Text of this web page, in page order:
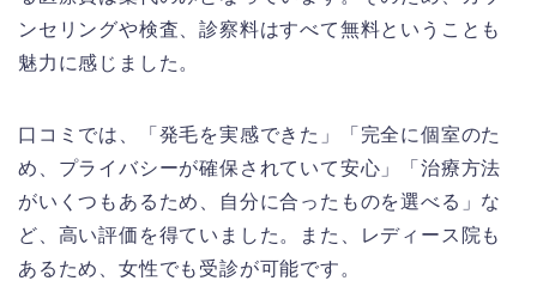
ンセリングや検査、診察料はすべて無料ということも
魅力に感じました。
口コミでは、「発毛を実感できた」「完全に個室のた
め、プライバシーが確保されていて安心」「治療方法
がいくつもあるため、自分に合ったものを選べる」な
ど、高い評価を得ていました。また、レディース院も
あるため、女性でも受診が可能です。